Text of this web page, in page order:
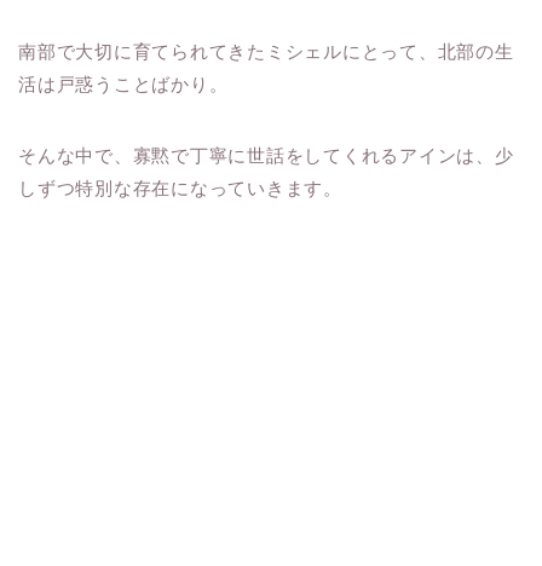
南部で大切に育てられてきたミシェルにとって、北部の生
活は戸惑うことばかり。
そんな中で、寡黙で丁寧に世話をしてくれるアインは、少
しずつ特別な存在になっていきます。